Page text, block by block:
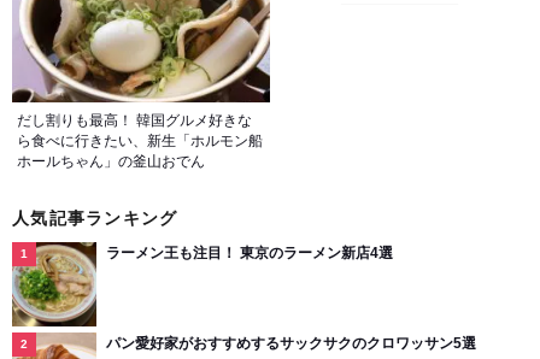
だし割りも最高！ 韓国グルメ好きな
ら食べに行きたい、新生「ホルモン船
ホールちゃん」の釜山おでん
人気記事ランキング
ラーメン王も注目！ 東京のラーメン新店4選
パン愛好家がおすすめするサックサクのクロワッサン5選